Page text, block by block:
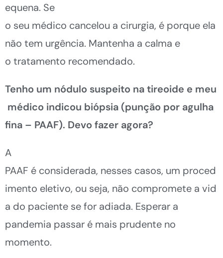
equena. Se
o seu médico cancelou a cirurgia, é porque ela
não tem urgência. Mantenha a calma e
o tratamento recomendado.
Tenho um nódulo suspeito na tireoide e meu
médico indicou biópsia (punção por agulha
fina – PAAF). Devo fazer agora?
A
PAAF é considerada, nesses casos, um proced
imento eletivo, ou seja, não compromete a vid
a do paciente se for adiada. Esperar a
pandemia passar é mais prudente no
momento.